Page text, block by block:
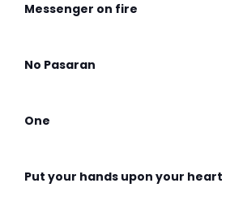
Messenger on fire
No Pasaran
One
Put your hands upon your heart